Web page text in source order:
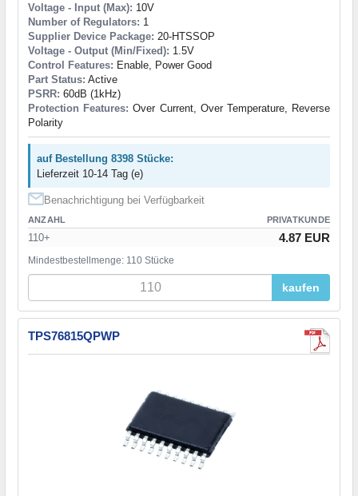
Voltage - Input (Max): 10V
Number of Regulators: 1
Supplier Device Package: 20-HTSSOP
Voltage - Output (Min/Fixed): 1.5V
Control Features: Enable, Power Good
Part Status: Active
PSRR: 60dB (1kHz)
Protection Features: Over Current, Over Temperature, Reverse
Polarity
auf Bestellung 8398 Stücke:
Lieferzeit 10-14 Tag (e)
Benachrichtigung bei Verfügbarkeit
ANZAHL PRIVATKUNDE
110+ 4.87 EUR
Mindestbestellmenge: 110 Stücke
kaufen
TPS76815QPWP